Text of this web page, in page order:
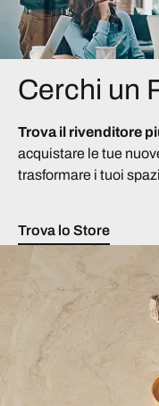
Cerchi un
Trova il rivenditore
acquistare le tue
trasformare i tuoi
Trova lo Store